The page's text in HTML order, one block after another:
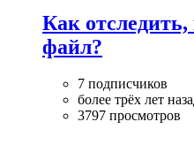
Как
файл?
7 подписчиков
более трёх лет
3797 просмотров